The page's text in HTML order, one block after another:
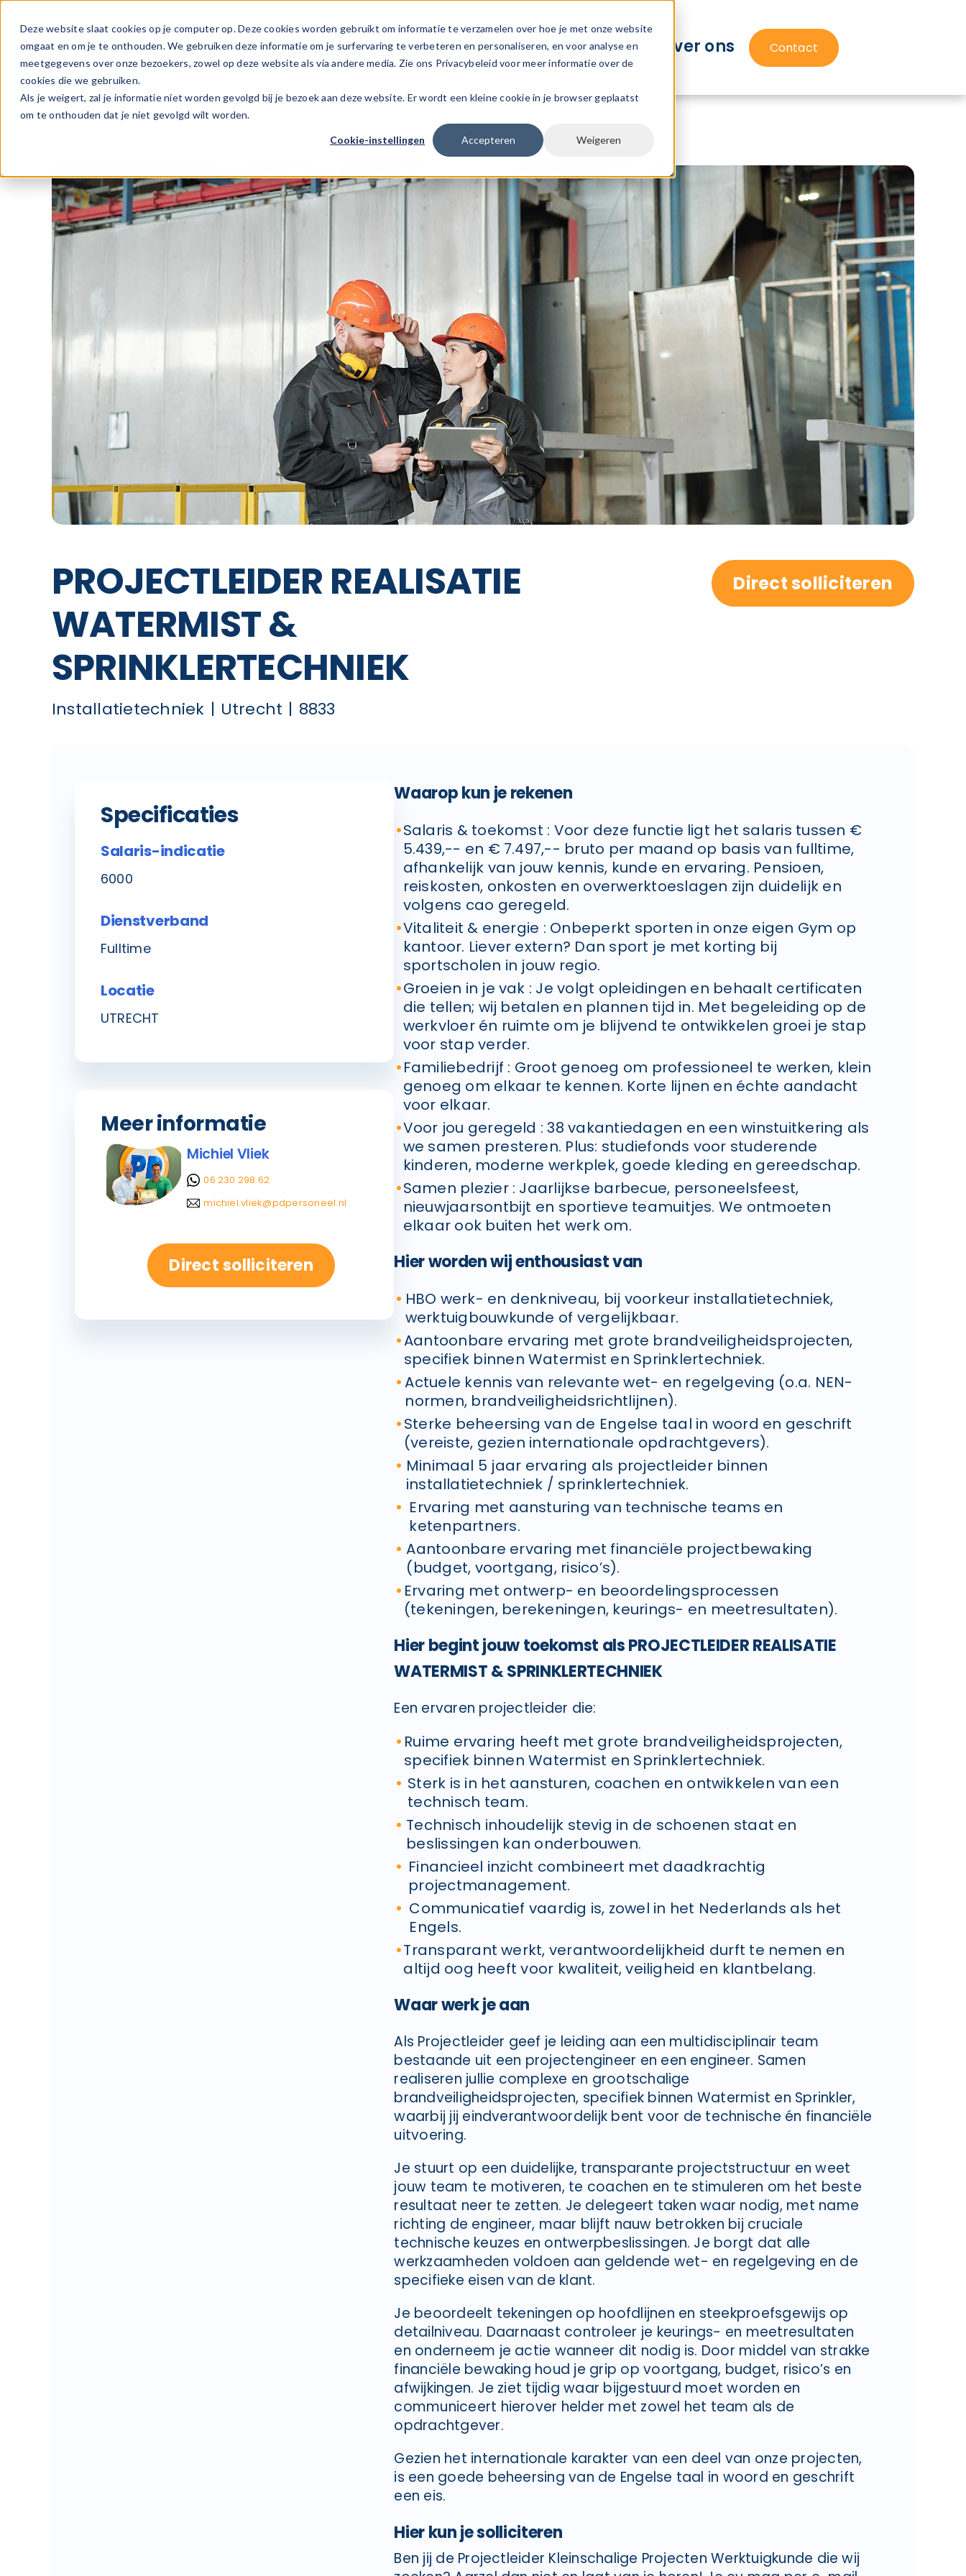
Deze website slaat cookies op je computer op. Deze cookies worden gebruikt om informatie te verzamelen over hoe je met onze website
omgaat en om je te onthouden. We gebruiken deze informatie om je surfervaring te verbeteren en personaliseren, en voor analyse en
meetgegevens over onze bezoekers, zowel op deze website als via andere media. Zie ons Privacybeleid voor meer informatie over de
cookies die we gebruiken.
Als je weigert, zal je informatie niet worden gevolgd bij je bezoek aan deze website. Er wordt een kleine cookie in je browser geplaatst
om te onthouden dat je niet gevolgd wilt worden.
Cookie-instellingen Accepteren Weigeren
naar
inhoud
Vacatures Voor werknemers Voor werkgevers Over ons Contact
PROJECTLEIDER REALISATIE
WATERMIST &
SPRINKLERTECHNIEK
Installatietechniek Utrecht 8833
Direct solliciteren
Specificaties
Salaris-indicatie
6000
Dienstverband
Fulltime
Locatie
UTRECHT
Meer informatie
Michiel Vliek
06 230 298 62
michiel.vliek@pdpersoneel.nl
Direct solliciteren
Waarop kun je rekenen
Salaris & toekomst : Voor deze functie ligt het salaris tussen €
5.439,-- en € 7.497,-- bruto per maand op basis van fulltime,
afhankelijk van jouw kennis, kunde en ervaring. Pensioen,
reiskosten, onkosten en overwerktoeslagen zijn duidelijk en
volgens cao geregeld.
Vitaliteit & energie : Onbeperkt sporten in onze eigen Gym op
kantoor. Liever extern? Dan sport je met korting bij
sportscholen in jouw regio.
Groeien in je vak : Je volgt opleidingen en behaalt certificaten
die tellen; wij betalen en plannen tijd in. Met begeleiding op de
werkvloer én ruimte om je blijvend te ontwikkelen groei je stap
voor stap verder.
Familiebedrijf : Groot genoeg om professioneel te werken, klein
genoeg om elkaar te kennen. Korte lijnen en échte aandacht
voor elkaar.
Voor jou geregeld : 38 vakantiedagen en een winstuitkering als
we samen presteren. Plus: studiefonds voor studerende
kinderen, moderne werkplek, goede kleding en gereedschap.
Samen plezier : Jaarlijkse barbecue, personeelsfeest,
nieuwjaarsontbijt en sportieve teamuitjes. We ontmoeten
elkaar ook buiten het werk om.
Hier worden wij enthousiast van
HBO werk- en denkniveau, bij voorkeur installatietechniek,
werktuigbouwkunde of vergelijkbaar.
Aantoonbare ervaring met grote brandveiligheidsprojecten,
specifiek binnen Watermist en Sprinklertechniek.
Actuele kennis van relevante wet- en regelgeving (o.a. NEN-
normen, brandveiligheidsrichtlijnen).
Sterke beheersing van de Engelse taal in woord en geschrift
(vereiste, gezien internationale opdrachtgevers).
Minimaal 5 jaar ervaring als projectleider binnen
installatietechniek / sprinklertechniek.
Ervaring met aansturing van technische teams en
ketenpartners.
Aantoonbare ervaring met financiële projectbewaking
(budget, voortgang, risico’s).
Ervaring met ontwerp- en beoordelingsprocessen
(tekeningen, berekeningen, keurings- en meetresultaten).
Hier begint jouw toekomst als PROJECTLEIDER REALISATIE
WATERMIST & SPRINKLERTECHNIEK
Een ervaren projectleider die:
Ruime ervaring heeft met grote brandveiligheidsprojecten,
specifiek binnen Watermist en Sprinklertechniek.
Sterk is in het aansturen, coachen en ontwikkelen van een
technisch team.
Technisch inhoudelijk stevig in de schoenen staat en
beslissingen kan onderbouwen.
Financieel inzicht combineert met daadkrachtig
projectmanagement.
Communicatief vaardig is, zowel in het Nederlands als het
Engels.
Transparant werkt, verantwoordelijkheid durft te nemen en
altijd oog heeft voor kwaliteit, veiligheid en klantbelang.
Waar werk je aan
Als Projectleider geef je leiding aan een multidisciplinair team
bestaande uit een projectengineer en een engineer. Samen
realiseren jullie complexe en grootschalige
brandveiligheidsprojecten, specifiek binnen Watermist en Sprinkler,
waarbij jij eindverantwoordelijk bent voor de technische én financiële
uitvoering.
Je stuurt op een duidelijke, transparante projectstructuur en weet
jouw team te motiveren, te coachen en te stimuleren om het beste
resultaat neer te zetten. Je delegeert taken waar nodig, met name
richting de engineer, maar blijft nauw betrokken bij cruciale
technische keuzes en ontwerpbeslissingen. Je borgt dat alle
werkzaamheden voldoen aan geldende wet- en regelgeving en de
specifieke eisen van de klant.
Je beoordeelt tekeningen op hoofdlijnen en steekproefsgewijs op
detailniveau. Daarnaast controleer je keurings- en meetresultaten
en onderneem je actie wanneer dit nodig is. Door middel van strakke
financiële bewaking houd je grip op voortgang, budget, risico’s en
afwijkingen. Je ziet tijdig waar bijgestuurd moet worden en
communiceert hierover helder met zowel het team als de
opdrachtgever.
Gezien het internationale karakter van een deel van onze projecten,
is een goede beheersing van de Engelse taal in woord en geschrift
een eis.
Hier kun je solliciteren
Ben jij de Projectleider Kleinschalige Projecten Werktuigkunde die wij